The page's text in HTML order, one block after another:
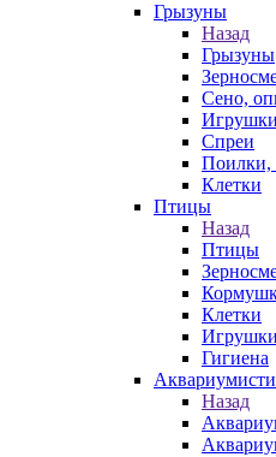
Грызуны
Назад
Грызуны
Сено,
Спреи
Поилки,
Клетки
Птицы
Назад
Птицы
Клетки
Игрушки
Гигиена
Назад